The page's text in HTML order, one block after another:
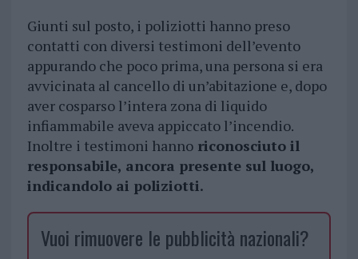
Giunti sul posto, i poliziotti hanno preso
contatti con diversi testimoni dell’evento
appurando che poco prima, una persona si era
avvicinata al cancello di un’abitazione e, dopo
aver cosparso l’intera zona di liquido
infiammabile aveva appiccato l’incendio.
Inoltre i testimoni hannoriconosciuto il
responsabile, ancora presente sul luogo,
indicandolo ai poliziotti.
Vuoi rimuovere le pubblicità nazionali?